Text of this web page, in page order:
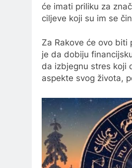
će imati priliku za
ciljeve koji su im se
Za Rakove će ovo
je da dobiju
da izbjegnu stres koji
aspekte svog života,